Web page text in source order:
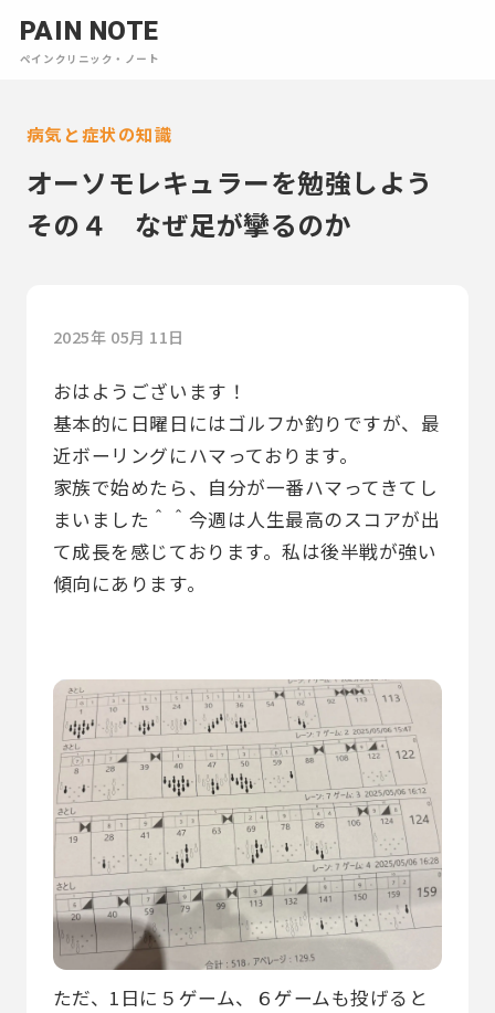
PAIN NOTE
ペインクリニック・ノート
病気と症状の知識
オーソモレキュラーを勉強しよう
その４ なぜ足が攣るのか
2025年 05月 11日
おはようございます！
基本的に日曜日にはゴルフか釣りですが、最
近ボーリングにハマっております。
家族で始めたら、自分が一番ハマってきてし
まいました＾＾今週は人生最高のスコアが出
て成長を感じております。私は後半戦が強い
傾向にあります。
ただ、1日に５ゲーム、６ゲームも投げると